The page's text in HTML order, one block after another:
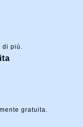
di più.
gratuita.